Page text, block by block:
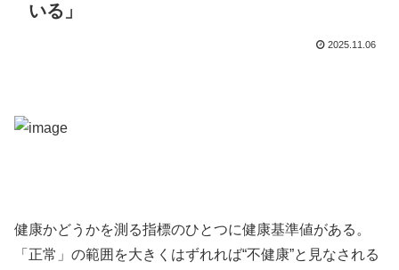
いる」
2025.11.06
健康かどうかを測る指標のひとつに健康基準値がある。
「正常」の範囲を大きくはずれれば“不健康”と見なされる